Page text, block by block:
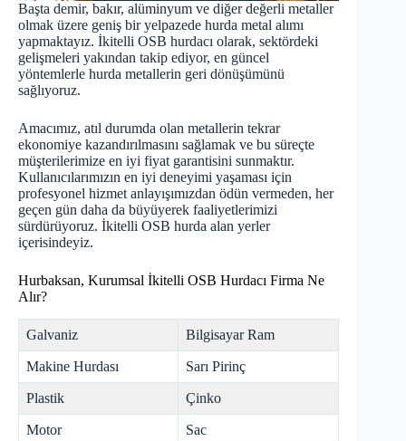
Başta demir, bakır, alüminyum ve diğer değerli metaller
olmak üzere geniş bir yelpazede hurda metal alımı
yapmaktayız. İkitelli OSB hurdacı olarak, sektördeki
gelişmeleri yakından takip ediyor, en güncel
yöntemlerle hurda metallerin geri dönüşümünü
sağlıyoruz.
Amacımız, atıl durumda olan metallerin tekrar
ekonomiye kazandırılmasını sağlamak ve bu süreçte
müşterilerimize en iyi fiyat garantisini sunmaktır.
Kullanıcılarımızın en iyi deneyimi yaşaması için
profesyonel hizmet anlayışımızdan ödün vermeden, her
geçen gün daha da büyüyerek faaliyetlerimizi
sürdürüyoruz. İkitelli OSB hurda alan yerler
içerisindeyiz.
Hurbaksan, Kurumsal İkitelli OSB Hurdacı Firma Ne
Alır?
Galvaniz Bilgisayar Ram
Makine Hurdası Sarı Pirinç
Plastik Çinko
Motor Sac